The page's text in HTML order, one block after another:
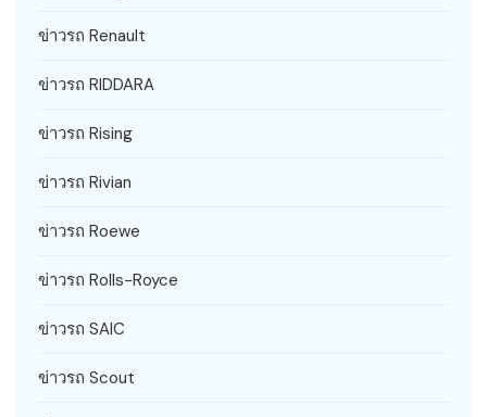
ข่าวรถ Renault
ข่าวรถ RIDDARA
ข่าวรถ Rising
ข่าวรถ Rivian
ข่าวรถ Roewe
ข่าวรถ Rolls-Royce
ข่าวรถ SAIC
ข่าวรถ Scout